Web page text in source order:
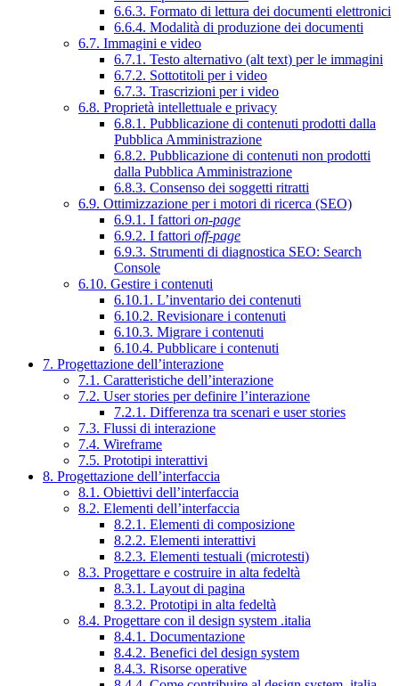
6.6.3. Formato di lettura dei documenti elettronici
6.6.4. Modalità di produzione dei documenti
6.7. Immagini e video
6.7.1. Testo alternativo (alt text) per le immagini
6.7.2. Sottotitoli per i video
6.7.3. Trascrizioni per i video
6.8. Proprietà intellettuale e privacy
6.8.1. Pubblicazione di contenuti prodotti dalla
Pubblica Amministrazione
6.8.2. Pubblicazione di contenuti non prodotti
dalla Pubblica Amministrazione
6.8.3. Consenso dei soggetti ritratti
6.9. Ottimizzazione per i motori di ricerca (SEO)
6.9.1. I fattori on-page
6.9.2. I fattori off-page
6.9.3. Strumenti di diagnostica SEO: Search
Console
6.10. Gestire i contenuti
6.10.1. L’inventario dei contenuti
6.10.2. Revisionare i contenuti
6.10.3. Migrare i contenuti
6.10.4. Pubblicare i contenuti
7. Progettazione dell’interazione
7.1. Caratteristiche dell’interazione
7.2. User stories per definire l’interazione
7.2.1. Differenza tra scenari e user stories
7.3. Flussi di interazione
7.4. Wireframe
7.5. Prototipi interattivi
8. Progettazione dell’interfaccia
8.1. Obiettivi dell’interfaccia
8.2. Elementi dell’interfaccia
8.2.1. Elementi di composizione
8.2.2. Elementi interattivi
8.2.3. Elementi testuali (microtesti)
8.3. Progettare e costruire in alta fedeltà
8.3.1. Layout di pagina
8.3.2. Prototipi in alta fedeltà
8.4. Progettare con il design system .italia
8.4.1. Documentazione
8.4.2. Benefici del design system
8.4.3. Risorse operative